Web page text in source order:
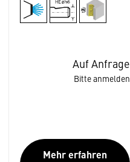
Auf Anfrage
Bitte anmelden
Mehr erfahren